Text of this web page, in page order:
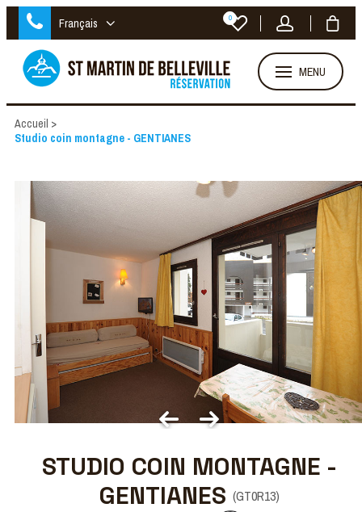
Français 0
MENU
Accueil >
Studio coin montagne - GENTIANES
STUDIO COIN MONTAGNE -
GENTIANES (GT0R13)